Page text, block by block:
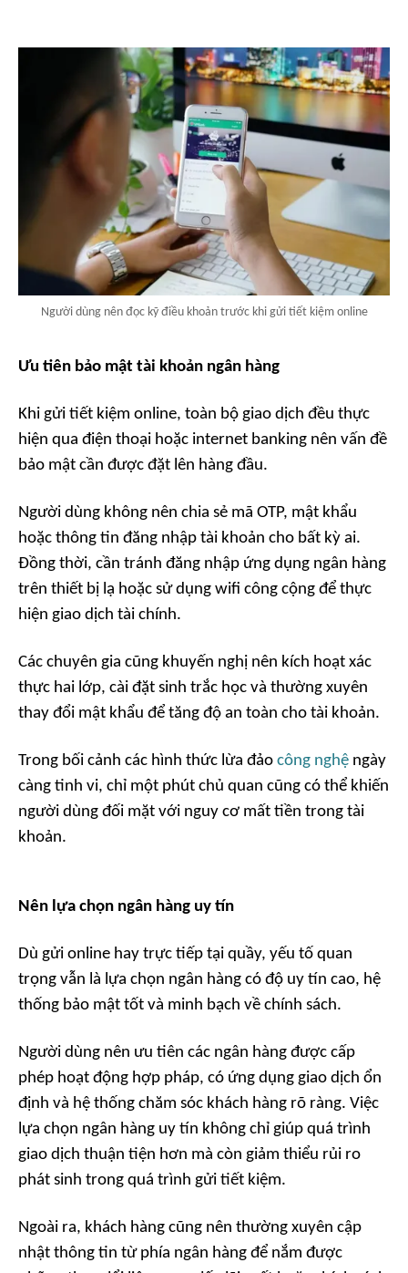
Người dùng nên đọc kỹ điều khoản trước khi gửi tiết kiệm online
Ưu tiên bảo mật tài khoản ngân hàng
Khi gửi tiết kiệm online, toàn bộ giao dịch đều thực
hiện qua điện thoại hoặc internet banking nên vấn đề
bảo mật cần được đặt lên hàng đầu.
Người dùng không nên chia sẻ mã OTP, mật khẩu
hoặc thông tin đăng nhập tài khoản cho bất kỳ ai.
Đồng thời, cần tránh đăng nhập ứng dụng ngân hàng
trên thiết bị lạ hoặc sử dụng wifi công cộng để thực
hiện giao dịch tài chính.
Các chuyên gia cũng khuyến nghị nên kích hoạt xác
thực hai lớp, cài đặt sinh trắc học và thường xuyên
thay đổi mật khẩu để tăng độ an toàn cho tài khoản.
Trong bối cảnh các hình thức lừa đảo công nghệ ngày
càng tinh vi, chỉ một phút chủ quan cũng có thể khiến
người dùng đối mặt với nguy cơ mất tiền trong tài
khoản.
Nên lựa chọn ngân hàng uy tín
Dù gửi online hay trực tiếp tại quầy, yếu tố quan
trọng vẫn là lựa chọn ngân hàng có độ uy tín cao, hệ
thống bảo mật tốt và minh bạch về chính sách.
Người dùng nên ưu tiên các ngân hàng được cấp
phép hoạt động hợp pháp, có ứng dụng giao dịch ổn
định và hệ thống chăm sóc khách hàng rõ ràng. Việc
lựa chọn ngân hàng uy tín không chỉ giúp quá trình
giao dịch thuận tiện hơn mà còn giảm thiểu rủi ro
phát sinh trong quá trình gửi tiết kiệm.
Ngoài ra, khách hàng cũng nên thường xuyên cập
nhật thông tin từ phía ngân hàng để nắm được